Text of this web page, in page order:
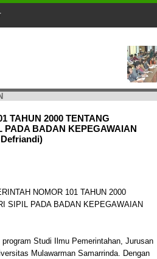
TAHUN 2000 TENTANG
PADA BADAN KEPEGAWAIAN
NOMOR 101 TAHUN 2000
SIPIL PADA BADAN KEPEGAWAIAN
Studi Ilmu Pemerintahan, Jurusan
Mulawarman Samarrinda. Dengan